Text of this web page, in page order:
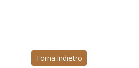
Torna indietro